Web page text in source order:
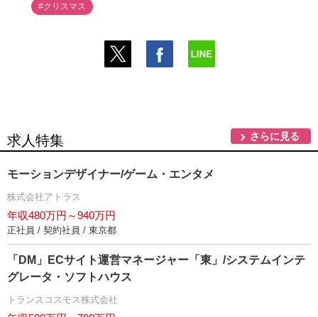
#クリスマス
求人特集 さらに見る
モーションデザイナー/ゲーム・エンタメ
株式会社アトラス
年収480万円～940万円
正社員 / 契約社員 / 東京都
「DM」ECサイト運営マネージャー「東」/システムインテ
グレータ・ソフトハウス
トランスコスモス株式会社